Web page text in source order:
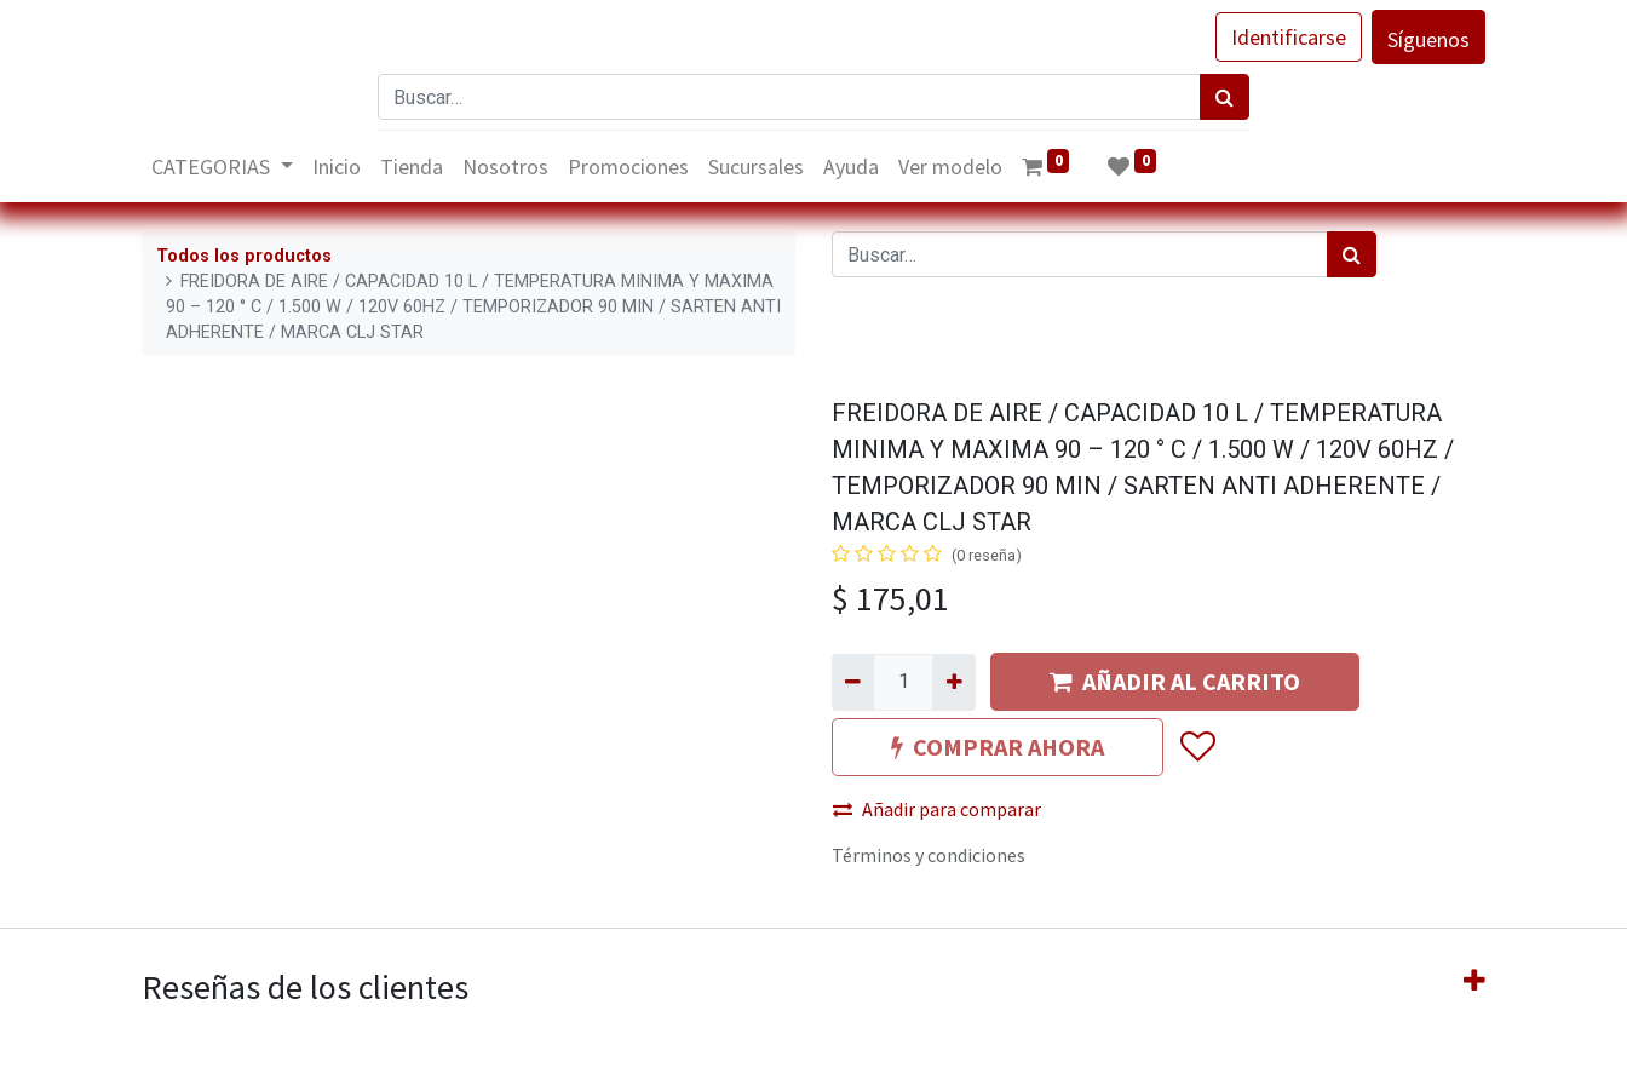
Identificarse Síguenos
CATEGORIAS Inicio Tienda Nosotros Promociones Sucursales Ayuda Ver modelo 0 0
Todos los productos
FREIDORA DE AIRE / CAPACIDAD 10 L / TEMPERATURA MINIMA Y MAXIMA
90 – 120 ° C / 1.500 W / 120V 60HZ / TEMPORIZADOR 90 MIN / SARTEN ANTI
ADHERENTE / MARCA CLJ STAR
FREIDORA DE AIRE / CAPACIDAD 10 L / TEMPERATURA
MINIMA Y MAXIMA 90 – 120 ° C / 1.500 W / 120V 60HZ /
TEMPORIZADOR 90 MIN / SARTEN ANTI ADHERENTE /
MARCA CLJ STAR
(0 reseña)
$ 175,01
AÑADIR AL CARRITO
COMPRAR AHORA
Añadir para comparar
Términos y condiciones
Reseñas de los clientes